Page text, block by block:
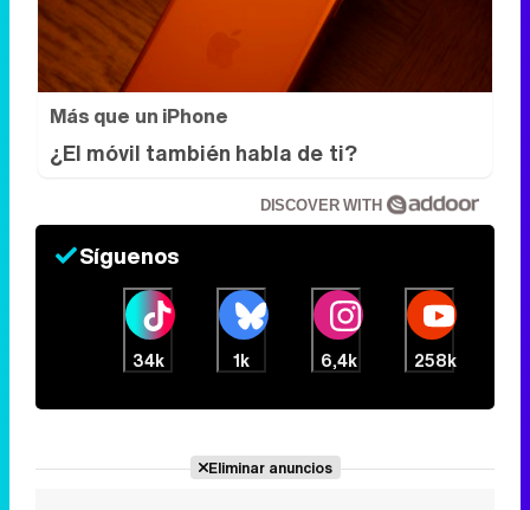
Más que un iPhone
¿El móvil también habla de ti?
DISCOVER WITH
Síguenos
34k 1k 6,4k 258k
Eliminar anuncios